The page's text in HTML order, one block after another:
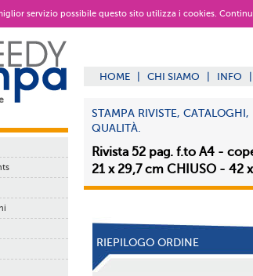
servizio possibile questo sito utilizza i cookies.
HOME CHI SIAMO INFO
STAMPA RIVISTE,
QUALITÀ.
Rivista 52 pag. f.to A4 -
21 x 29,7 cm CHIUSO - 42
RIEPILOGO ORDINE